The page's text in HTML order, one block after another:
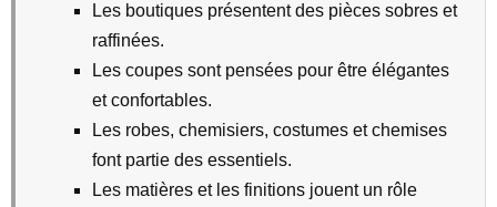
Les boutiques présentent des pièces sobres et
raffinées.
Les coupes sont pensées pour être élégantes
et confortables.
Les robes, chemisiers, costumes et chemises
font partie des essentiels.
Les matières et les finitions jouent un rôle